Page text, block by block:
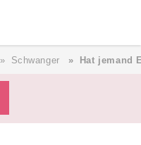
Schwanger Hat jemand